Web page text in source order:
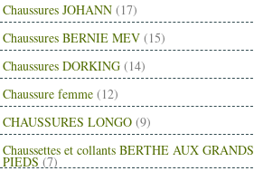
Chaussures JOHANN (17)
Chaussures BERNIE MEV (15)
Chaussures DORKING (14)
Chaussure femme (12)
CHAUSSURES LONGO (9)
Chaussettes et collants BERTHE AUX GRANDS
PIEDS (7)